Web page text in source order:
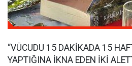
“VÜCUDU 15 DAKİKADA 15
YAPTIĞINA İKNA EDEN İKİ